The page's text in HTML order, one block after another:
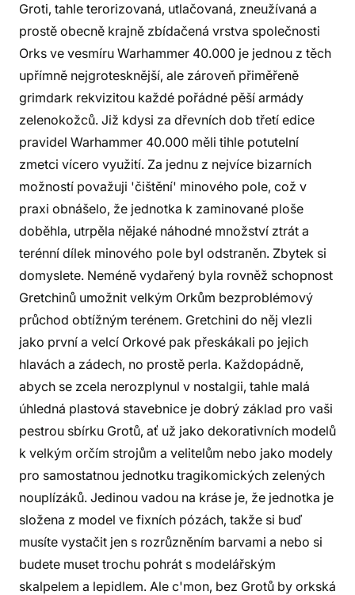
Groti, tahle terorizovaná, utlačovaná, zneužívaná a
prostě obecně krajně zbídačená vrstva společnosti
Orks ve vesmíru Warhammer 40.000 je jednou z těch
upřímně nejgrotesknější, ale zároveň přiměřeně
grimdark rekvizitou každé pořádné pěší armády
zelenokožců. Již kdysi za dřevních dob třetí edice
pravidel Warhammer 40.000 měli tihle potutelní
zmetci vícero využití. Za jednu z nejvíce bizarních
možností považuji 'čištění' minového pole, což v
praxi obnášelo, že jednotka k zaminované ploše
doběhla, utrpěla nějaké náhodné množství ztrát a
terénní dílek minového pole byl odstraněn. Zbytek si
domyslete. Neméně vydařený byla rovněž schopnost
Gretchinů umožnit velkým Orkům bezproblémový
průchod obtížným terénem. Gretchini do něj vlezli
jako první a velcí Orkové pak přeskákali po jejich
hlavách a zádech, no prostě perla. Každopádně,
abych se zcela nerozplynul v nostalgii, tahle malá
úhledná plastová stavebnice je dobrý základ pro vaši
pestrou sbírku Grotů, ať už jako dekorativních modelů
k velkým orčím strojům a velitelům nebo jako modely
pro samostatnou jednotku tragikomických zelených
nouplízáků. Jedinou vadou na kráse je, že jednotka je
složena z model ve fixních pózách, takže si buď
musíte vystačit jen s rozrůzněním barvami a nebo si
budete muset trochu pohrát s modelářským
skalpelem a lepidlem. Ale c'mon, bez Grotů by orkská